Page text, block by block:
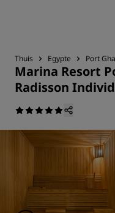
Thuis Egypte Port
Marina Resort
Radisson